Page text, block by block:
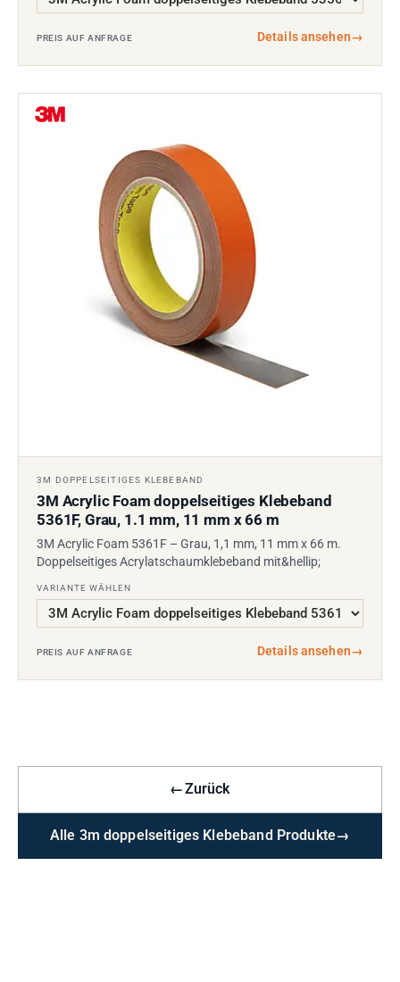
PREIS AUF ANFRAGE Details ansehen→
3M DOPPELSEITIGES KLEBEBAND
3M Acrylic Foam doppelseitiges Klebeband
5361F, Grau, 1.1 mm, 11 mm x 66 m
3M Acrylic Foam 5361F – Grau, 1,1 mm, 11 mm x 66 m.
Doppelseitiges Acrylatschaumklebeband mit&hellip;
VARIANTE WÄHLEN
PREIS AUF ANFRAGE Details ansehen→
←Zurück
Alle 3m doppelseitiges Klebeband Produkte→